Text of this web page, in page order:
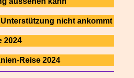
nicht ankommt
2024
Reise 2024